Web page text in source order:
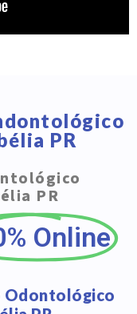
PR
PR
Online
Odontológico